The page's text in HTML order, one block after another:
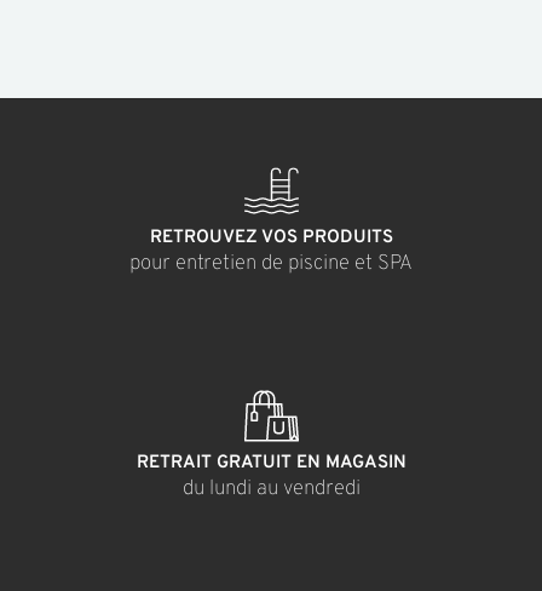
RETROUVEZ VOS PRODUITS
pour entretien de piscine et SPA
RETRAIT GRATUIT EN MAGASIN
du lundi au vendredi